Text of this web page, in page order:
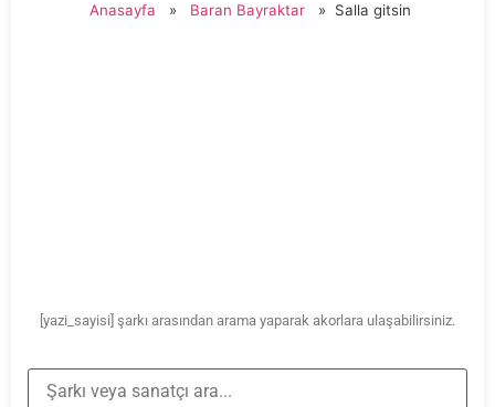
Anasayfa » Baran Bayraktar » Salla gitsin
[yazi_sayisi] şarkı arasından arama yaparak akorlara ulaşabilirsiniz.